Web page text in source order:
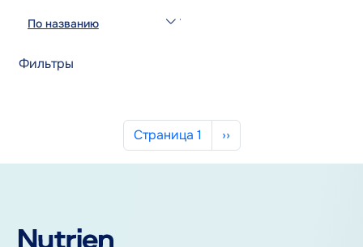
По названию
Фильтры
Нумерация страниц
Страница 1 Следующая страница
››